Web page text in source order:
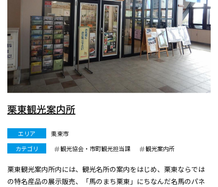
栗東観光案内所
エリア
栗東市
カテゴリ
観光協会・市町観光担当課 観光案内所
栗東観光案内所内には、観光名所の案内をはじめ、栗東ならでは
の特名産品の展示販売、「馬のまち栗東」にちなんだ名馬のパネ